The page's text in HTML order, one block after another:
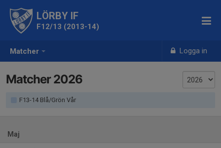
Matcher Logga in
LÖRBY IF
F12/13 (2013-14)
Matcher 2026
F13-14 Blå/Grön Vår
Maj